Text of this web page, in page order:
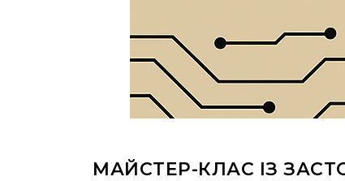
МАЙСТЕР-КЛАС ІЗ